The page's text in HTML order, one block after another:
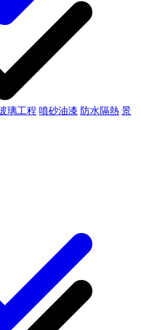
璃工程 噴砂油漆 防水隔熱 景